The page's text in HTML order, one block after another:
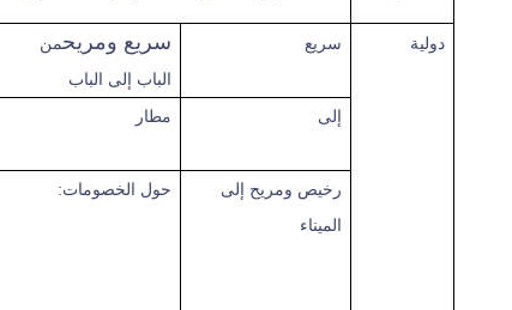
دولية سريع سريع ومريحمن
الباب إلى الباب
إلى مطار
رخيص ومريح إلى
الميناء
حول الخصومات: